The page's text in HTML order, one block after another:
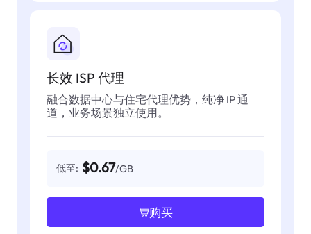
长效 ISP 代理
融合数据中心与住宅代理优势，纯净 IP 通
道，业务场景独立使用。
低至: $0.67/GB
购买